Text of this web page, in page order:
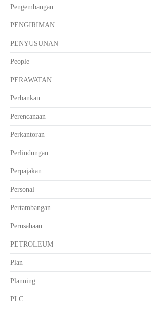
Pengembangan
PENGIRIMAN
PENYUSUNAN
People
PERAWATAN
Perbankan
Perencanaan
Perkantoran
Perlindungan
Perpajakan
Personal
Pertambangan
Perusahaan
PETROLEUM
Plan
Planning
PLC